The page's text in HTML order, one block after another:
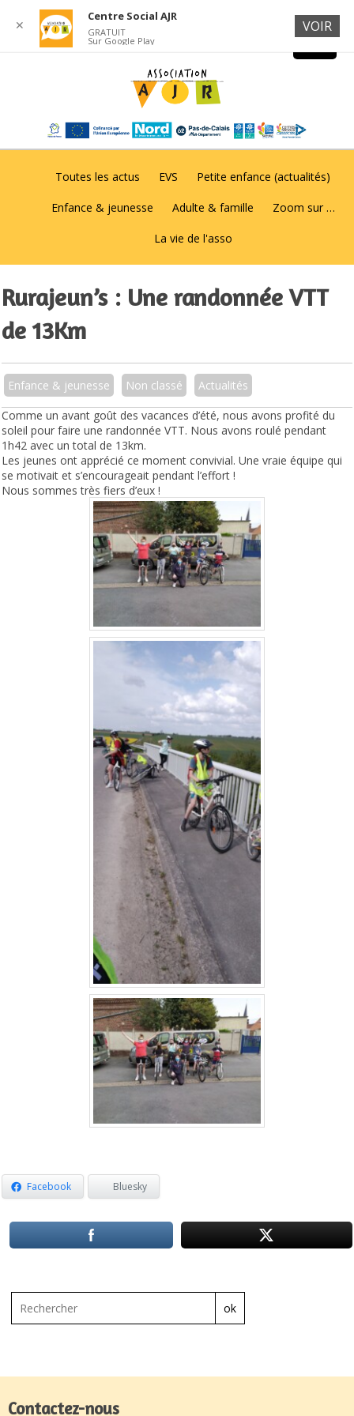
Toutes les actus EVS Petite enfance (actualités)
Enfance & jeunesse Adulte & famille Zoom sur …
La vie de l'asso
Rurajeun’s : Une randonnée VTT
de 13Km
Enfance & jeunesse Non classé
Actualités
Comme un avant goût des vacances d’été, nous avons profité du
soleil pour faire une randonnée VTT. Nous avons roulé pendant
1h42 avec un total de 13km.
Les jeunes ont apprécié ce moment convivial. Une vraie équipe qui
se motivait et s’encourageait pendant l’effort !
Nous sommes très fiers d’eux !
Facebook Bluesky
ok
Contactez-nous
✕
Centre Social AJR
GRATUIT
Sur Google Play
VOIR